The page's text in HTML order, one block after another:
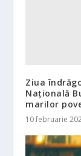
Ziua
Națională
marilor
10 februarie